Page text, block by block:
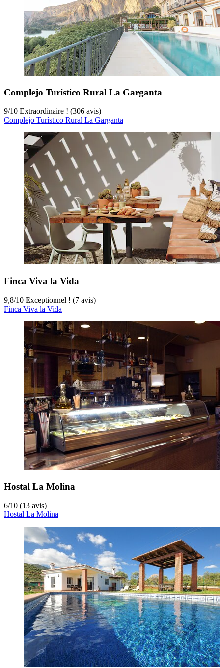
Complejo Turístico Rural La Garganta
9/10 Extraordinaire ! (306 avis)
Complejo Turístico Rural La Garganta
Finca Viva la Vida
9,8/10 Exceptionnel ! (7 avis)
Finca Viva la Vida
Hostal La Molina
6/10 (13 avis)
Hostal La Molina